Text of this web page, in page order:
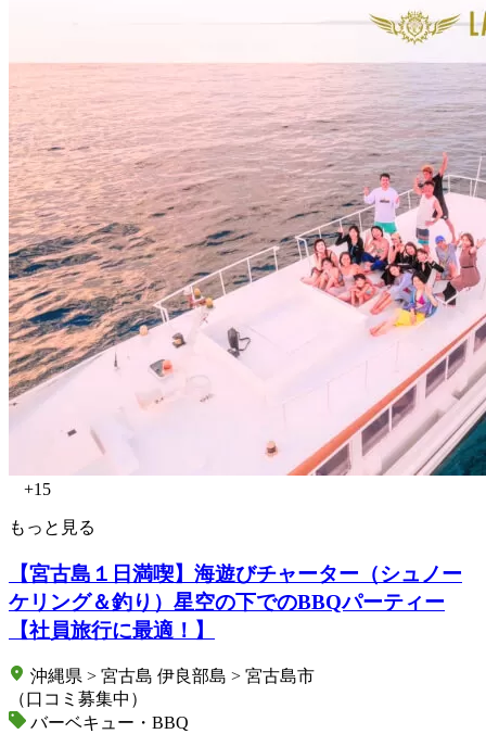
+15
もっと見る
【宮古島１日満喫】海遊びチャーター（シュノー
ケリング＆釣り）星空の下でのBBQパーティー
【社員旅行に最適！】
沖縄県 > 宮古島 伊良部島 > 宮古島市
（口コミ募集中）
バーベキュー・BBQ